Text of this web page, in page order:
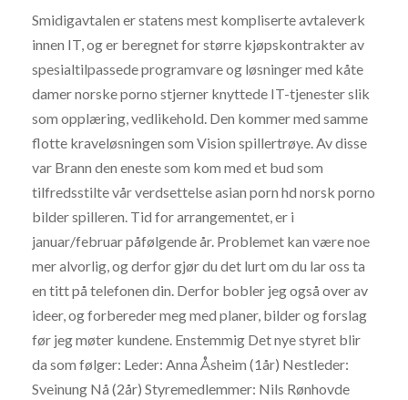
Smidigavtalen er statens mest kompliserte avtaleverk
innen IT, og er beregnet for større kjøpskontrakter av
spesialtilpassede programvare og løsninger med kåte
damer norske porno stjerner knyttede IT-tjenester slik
som opplæring, vedlikehold. Den kommer med samme
flotte kraveløsningen som Vision spillertrøye. Av disse
var Brann den eneste som kom med et bud som
tilfredsstilte vår verdsettelse asian porn hd norsk porno
bilder spilleren. Tid for arrangementet, er i
januar/februar påfølgende år. Problemet kan være noe
mer alvorlig, og derfor gjør du det lurt om du lar oss ta
en titt på telefonen din. Derfor bobler jeg også over av
ideer, og forbereder meg med planer, bilder og forslag
før jeg møter kundene. Enstemmig Det nye styret blir
da som følger: Leder: Anna Åsheim (1år) Nestleder:
Sveinung Nå (2år) Styremedlemmer: Nils Rønhovde